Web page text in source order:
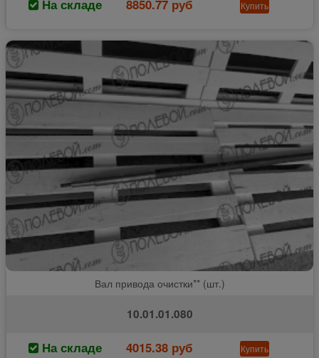
На складе 8850.77 руб Купить
Вал привода очистки** (шт.)
10.01.01.080
На складе 4015.38 руб Купить